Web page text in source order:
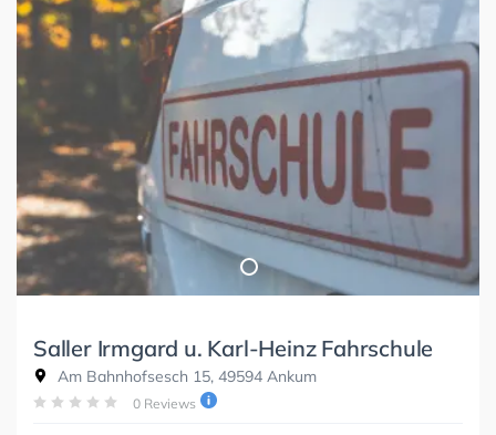
Saller Irmgard u. Karl-Heinz Fahrschule
Am Bahnhofsesch 15, 49594 Ankum
0 Reviews